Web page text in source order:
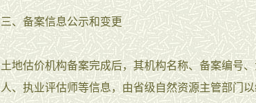
三、备案信息公示和变更
土地估价机构备案完成后，其机构名称、备案编号
人、执业评估师等信息，由省级自然资源主管部门